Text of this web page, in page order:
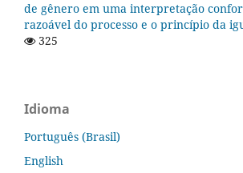
de gênero em uma interpretação
razoável do processo e o princípio da
325
Idioma
Português (Brasil)
English